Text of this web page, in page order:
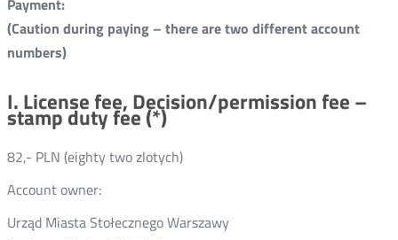
Payment:
(Caution during paying – there are two different account
numbers)
I. License fee, Decision/permission fee –
stamp duty fee (*)
82,- PLN (eighty two zlotych)
Account owner:
Urząd Miasta Stołecznego Warszawy